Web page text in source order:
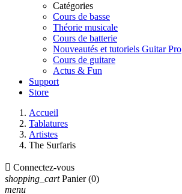
Catégories
Cours de basse
Théorie musicale
Cours de batterie
Nouveautés et tutoriels Guitar Pro
Cours de guitare
Actus & Fun
Support
Store
Accueil
Tablatures
Artistes
The Surfaris
 Connectez-vous
shopping_cart Panier (0)
menu